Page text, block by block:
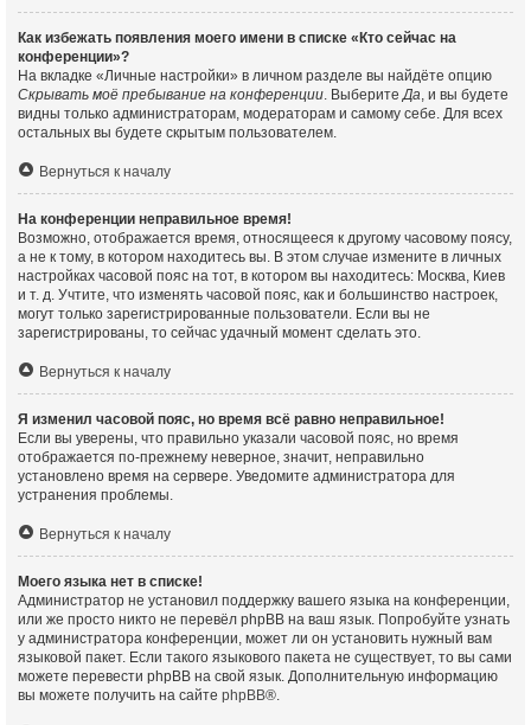
Как избежать появления моего имени в списке «Кто сейчас на
конференции»?
На вкладке «Личные настройки» в личном разделе вы найдёте опцию
Скрывать моё пребывание на конференции. ВыберитеДа, и вы будете
видны только администраторам, модераторам и самому себе. Для всех
остальных вы будете скрытым пользователем.
Вернуться к началу
На конференции неправильное время!
Возможно, отображается время, относящееся к другому часовому поясу,
а не к тому, в котором находитесь вы. В этом случае измените в личных
настройках часовой пояс на тот, в котором вы находитесь: Москва, Киев
и т. д. Учтите, что изменять часовой пояс, как и большинство настроек,
могут только зарегистрированные пользователи. Если вы не
зарегистрированы, то сейчас удачный момент сделать это.
Вернуться к началу
Я изменил часовой пояс, но время всё равно неправильное!
Если вы уверены, что правильно указали часовой пояс, но время
отображается по-прежнему неверное, значит, неправильно
установлено время на сервере. Уведомите администратора для
устранения проблемы.
Вернуться к началу
Моего языка нет в списке!
Администратор не установил поддержку вашего языка на конференции,
или же просто никто не перевёл phpBB на ваш язык. Попробуйте узнать
у администратора конференции, может ли он установить нужный вам
языковой пакет. Если такого языкового пакета не существует, то вы сами
можете перевести phpBB на свой язык. Дополнительную информацию
вы можете получить на сайте phpBB®.